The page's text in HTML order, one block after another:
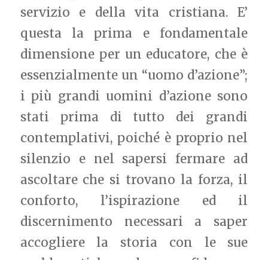
servizio e della vita cristiana. E’
questa la prima e fondamentale
dimensione per un educatore, che è
essenzialmente un “uomo d’azione”;
i più grandi uomini d’azione sono
stati prima di tutto dei grandi
contemplativi, poiché è proprio nel
silenzio e nel sapersi fermare ad
ascoltare che si trovano la forza, il
conforto, l’ispirazione ed il
discernimento necessari a saper
accogliere la storia con le sue